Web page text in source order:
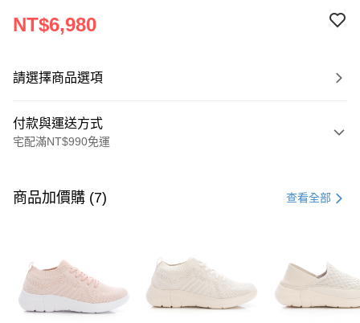
NT$6,980
請選擇商品選項
付款與運送方式
宅配滿NT$990免運
信用卡一次付款
悠遊付
Google Pay
商品加價購 (7) 查看全部